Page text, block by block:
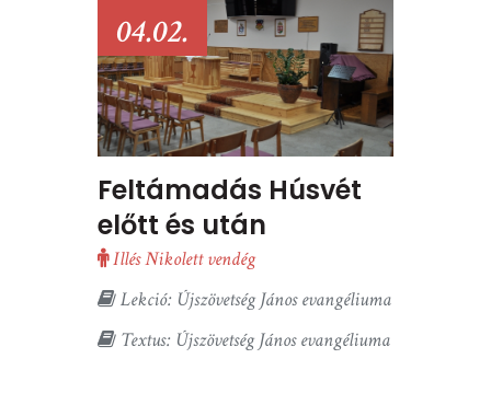
Feltámadás Húsvét
előtt és után
04.02.
Illés Nikolett vendég
Lekció: Újszövetség János evangéliuma
Textus: Újszövetség János evangéliuma